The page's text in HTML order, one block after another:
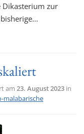
Dikasterium zur
am 23. August 2023 in
malabarische